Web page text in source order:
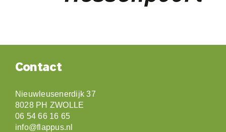
Contact
Nieuwleusenerdijk 37
8028 PH ZWOLLE
06 54 66 16 65
info@flappus.nl